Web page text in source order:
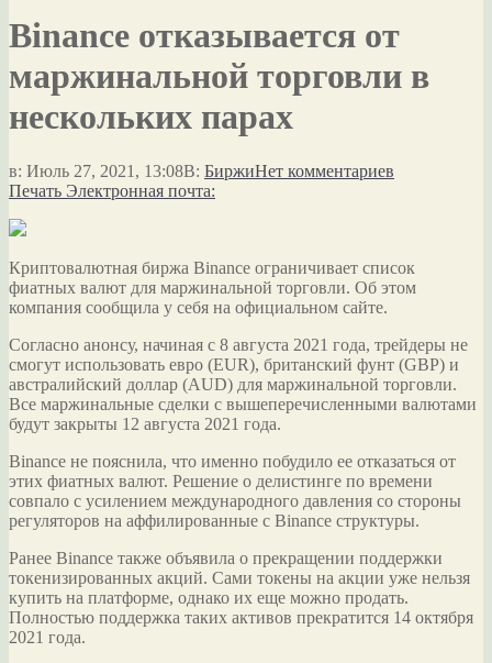
Binance отказывается от
маржинальной торговли в
нескольких парах
в: Июль 27, 2021, 13:08В: БиржиНет комментариев
Печать Электронная почта:
Криптовалютная биржа Binance ограничивает список
фиатных валют для маржинальной торговли. Об этом
компания сообщила у себя на официальном сайте.
Согласно анонсу, начиная с 8 августа 2021 года, трейдеры не
смогут использовать евро (EUR), британский фунт (GBP) и
австралийский доллар (AUD) для маржинальной торговли.
Все маржинальные сделки с вышеперечисленными валютами
будут закрыты 12 августа 2021 года.
Binance не пояснила, что именно побудило ее отказаться от
этих фиатных валют. Решение о делистинге по времени
совпало с усилением международного давления со стороны
регуляторов на аффилированные с Binance структуры.
Ранее Binance также объявила о прекращении поддержки
токенизированных акций. Сами токены на акции уже нельзя
купить на платформе, однако их еще можно продать.
Полностью поддержка таких активов прекратится 14 октября
2021 года.